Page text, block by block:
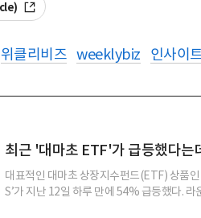
위클리비즈 weeklybiz 인사이
최근 '대마초 ETF'가 급등했다는
대표적인 대마초 상장지수펀드(ETF) 상품
S’가 지난 12일 하루 만에 54% 급등했다. 라